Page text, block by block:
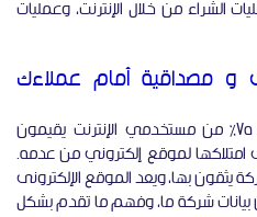
الشراء من خلال الإنترنت، وعمليات
و مصداقية أمام عملاءك
وفقاً لدراسة في عام 2018، فإن 75٪ من مستخدمي الإنترنت يقيمون
امتلاكها لموقع إلكتروني من عدمه.
يثقون بها، ويعد الموقع الإلكترونى
بيانات شركة ما، وفهم ما تقدم بشكل